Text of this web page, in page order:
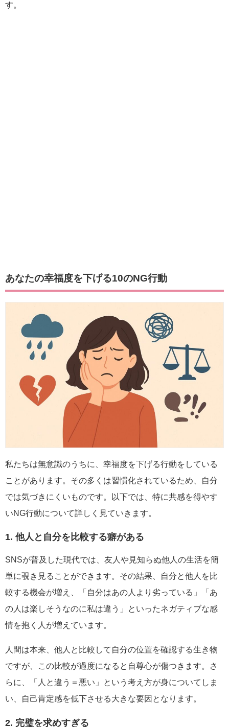
す。
あなたの幸福度を下げる10のNG行動
私たちは無意識のうちに、幸福度を下げる行動をしている
ことがあります。その多くは習慣化されているため、自分
では気づきにくいものです。以下では、特に共感を得やす
いNG行動について詳しく見ていきます。
1. 他人と自分を比較する癖がある
SNSが普及した現代では、友人や見知らぬ他人の生活を簡
単に覗き見ることができます。その結果、自分と他人を比
較する機会が増え、「自分はあの人より劣っている」「あ
の人は楽しそうなのに私は違う」といったネガティブな感
情を抱く人が増えています。
人間は本来、他人と比較して自分の位置を確認する生き物
ですが、この比較が過度になると自尊心が傷つきます。さ
らに、「人と違う＝悪い」という考え方が身についてしま
い、自己肯定感を低下させる大きな要因となります。
2. 完璧を求めすぎる